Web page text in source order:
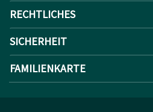
RECHTLICHES
SICHERHEIT
FAMILIENKARTE